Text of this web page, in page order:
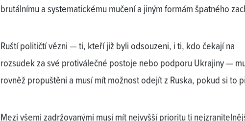
brutálnímu a systematickému mučení a jiným formám špatného
Ruští političtí vězni — ti, kteří již byli odsouzeni, i ti, kdo čekají na
rozsudek za své protiválečné postoje nebo podporu Ukrajiny —
rovněž propuštěni a musí mít možnost odejít z Ruska, pokud si to
Mezi všemi zadržovanými musí mít nejvyšší prioritu ti